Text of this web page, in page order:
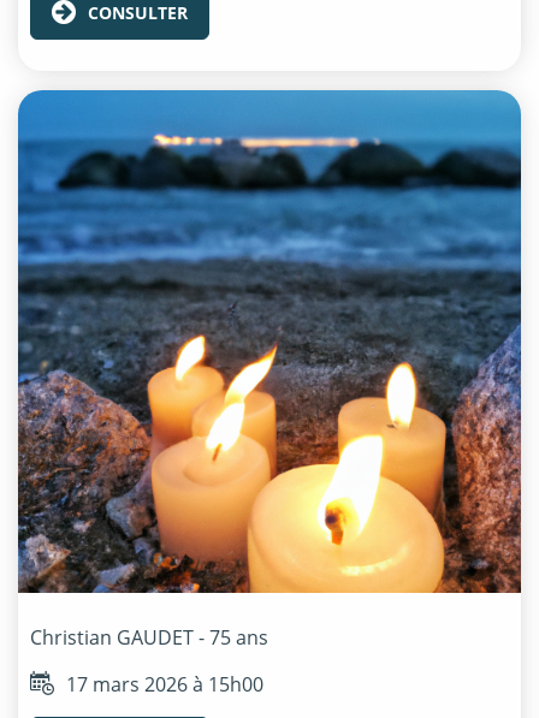
CONSULTER
Christian GAUDET- 75 ans
17 mars 2026 à 15h00